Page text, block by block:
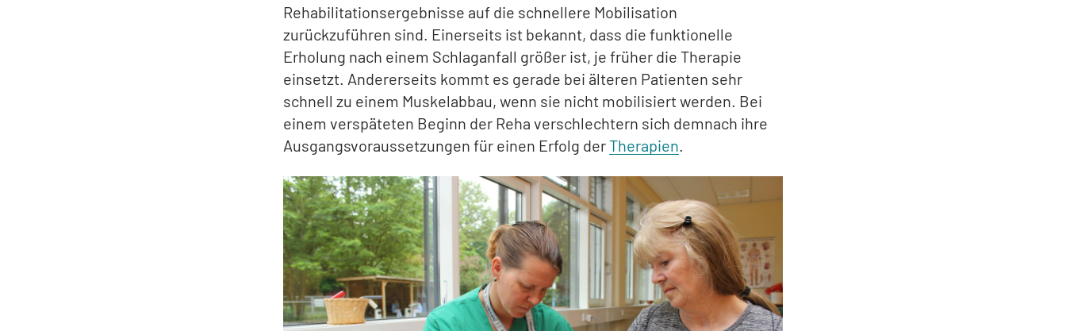
Rehabilitationsergebnisse auf die schnellere Mobilisation
zurückzuführen sind. Einerseits ist bekannt, dass die funktionelle
Erholung nach einem Schlaganfall größer ist, je früher die Therapie
einsetzt. Andererseits kommt es gerade bei älteren Patienten sehr
schnell zu einem Muskelabbau, wenn sie nicht mobilisiert werden. Bei
einem verspäteten Beginn der Reha verschlechtern sich demnach ihre
Ausgangsvoraussetzungen für einen Erfolg derTherapien.